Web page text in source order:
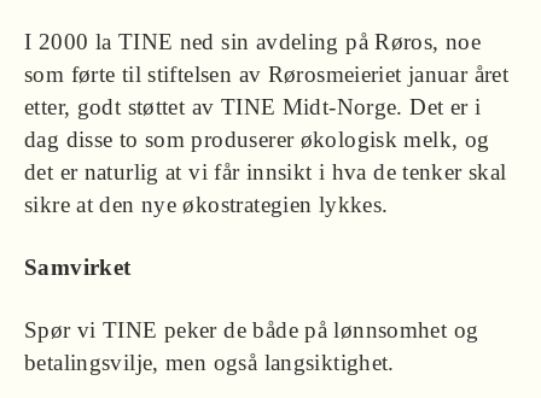
I 2000 la TINE ned sin avdeling på Røros, noe
som førte til stiftelsen av Rørosmeieriet januar året
etter, godt støttet av TINE Midt-Norge. Det er i
dag disse to som produserer økologisk melk, og
det er naturlig at vi får innsikt i hva de tenker skal
sikre at den nye økostrategien lykkes.
Samvirket
Spør vi TINE peker de både på lønnsomhet og
betalingsvilje, men også langsiktighet.